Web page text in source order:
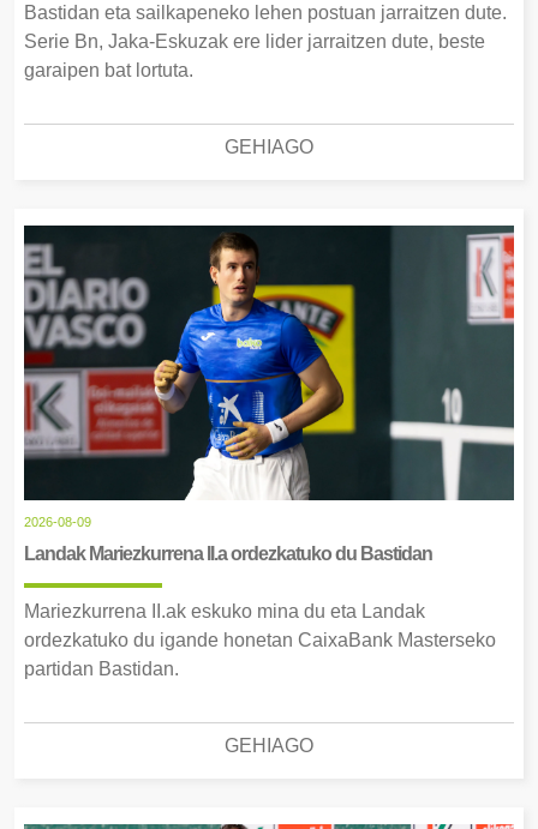
Bastidan eta sailkapeneko lehen postuan jarraitzen dute.
Serie Bn, Jaka-Eskuzak ere lider jarraitzen dute, beste
garaipen bat lortuta.
GEHIAGO
2026-08-09
Landak Mariezkurrena II.a ordezkatuko du Bastidan
Mariezkurrena II.ak eskuko mina du eta Landak
ordezkatuko du igande honetan CaixaBank Masterseko
partidan Bastidan.
GEHIAGO